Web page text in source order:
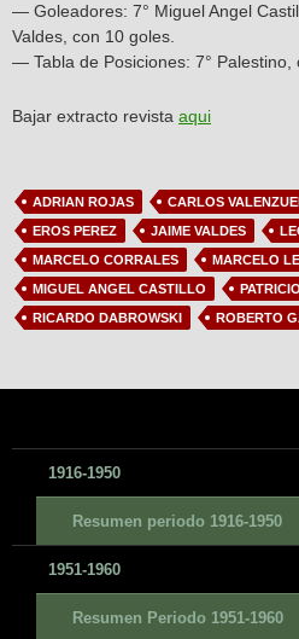
— Goleadores: 7° Miguel Angel
Valdes, con 10 goles.
— Tabla de Posiciones: 7° Palestino,
Bajar extracto revista aqui
ADRIAN ROJAS CARLOS
EROS PEREZ
JAIME VALDES
MARCELO CORRALES
MARCELO
MIGUEL ANGEL CASTILLO
RICARDO DABROWSKI
ROBERTO
1916-1950
Resumen periodo 1916-1950
1951-1960
Resumen Periodo 1951-1960